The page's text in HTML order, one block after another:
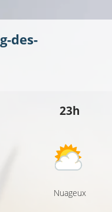
des-
23h
Nuageux